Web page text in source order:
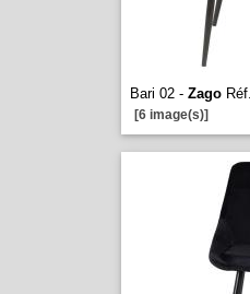
Bari 02 - Zago
[6 image(s)]